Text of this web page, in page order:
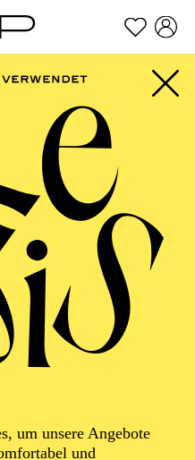
Footer springen
um unsere Angebote
und
2026
Gastspieldirektion OTTO